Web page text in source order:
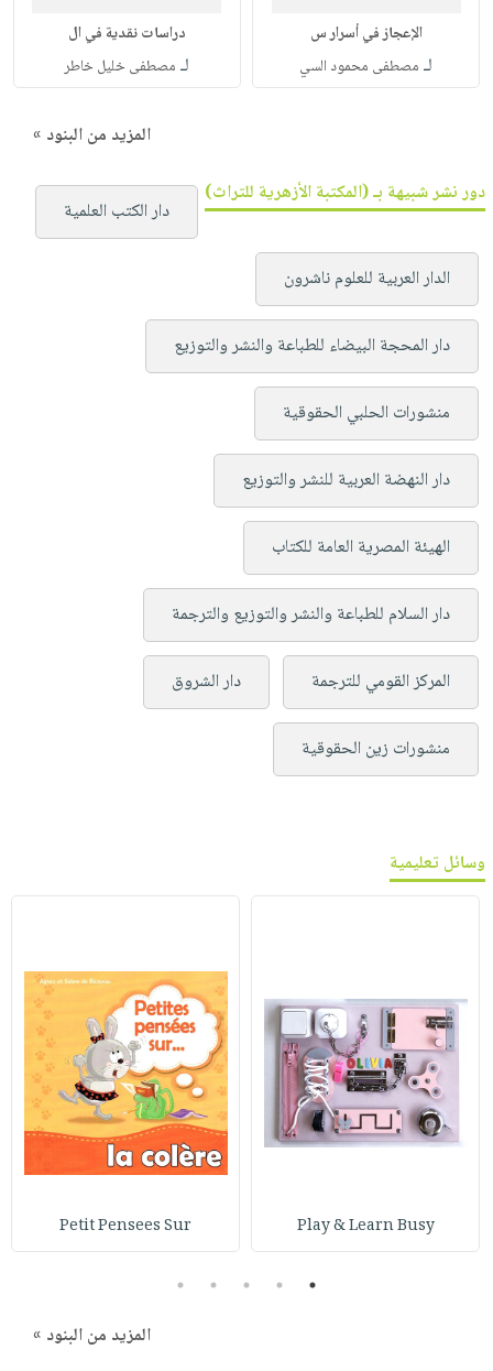
الإعجاز في أسرار س
لـ مصطفى محمود السي
دراسات نقدية في ال
لـ مصطفى خليل خاطر
المزيد من البنود »
دور نشر شبيهة بـ (المكتبة الأزهرية للتراث)
دار الكتب العلمية
الدار العربية للعلوم ناشرون
دار المحجة البيضاء للطباعة والنشر والتوزيع
منشورات الحلبي الحقوقية
دار النهضة العربية للنشر والتوزيع
الهيئة المصرية العامة للكتاب
دار السلام للطباعة والنشر والتوزيع والترجمة
المركز القومي للترجمة دار الشروق
منشورات زين الحقوقية
وسائل تعليمية
Play & Learn Busy
Petit Pensees Sur
1
2
3
4
5
المزيد من البنود »